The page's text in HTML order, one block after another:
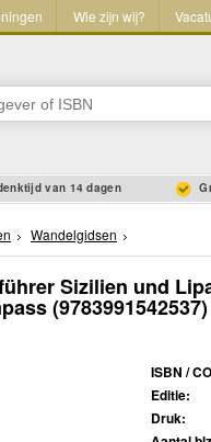
Wie zijn wij?
van 14 dagen
Wandelgidsen
Sizilien und
(9783991542537)
ISBN /
Editie:
Druk: